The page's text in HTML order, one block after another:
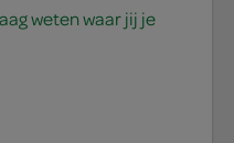
weten waar jij je